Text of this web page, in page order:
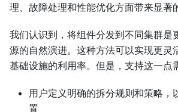
理、故障处理和性能优化方面带来显著
我们认识到，将组件分发到不同集群是
源的自然演进。这种方法可以实现更灵
基础设施的利用率。但是，支持这一点
用户定义明确的拆分规则和策略，
置